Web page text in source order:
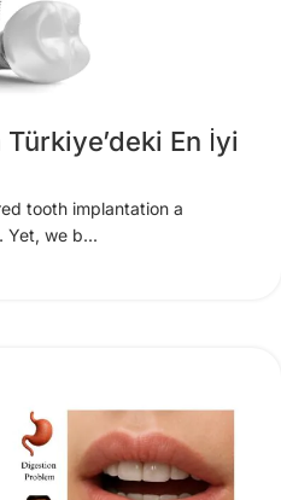
En İyi
tooth implantation a
Yet, we b...